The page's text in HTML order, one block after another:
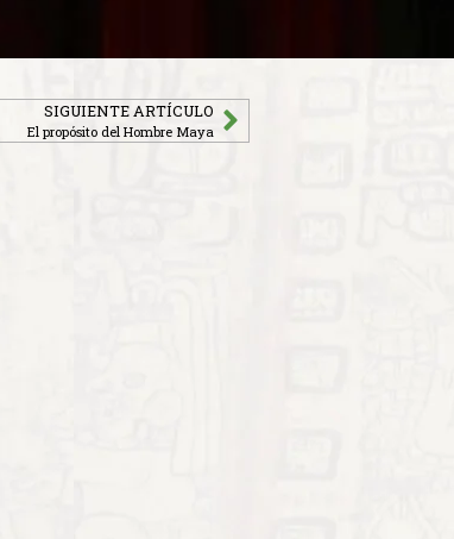
SIGUIENTE ARTÍCULO
El propósito del Hombre Maya